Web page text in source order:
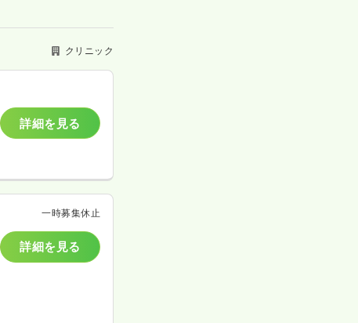
クリニック
詳細を見る
一時募集休止
詳細を見る